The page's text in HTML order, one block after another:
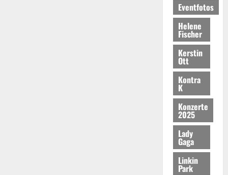
Eventfotos
Helene
Fischer
Kerstin
Ott
Kontra
K
Konzerte
2025
Lady
Gaga
Linkin
Park